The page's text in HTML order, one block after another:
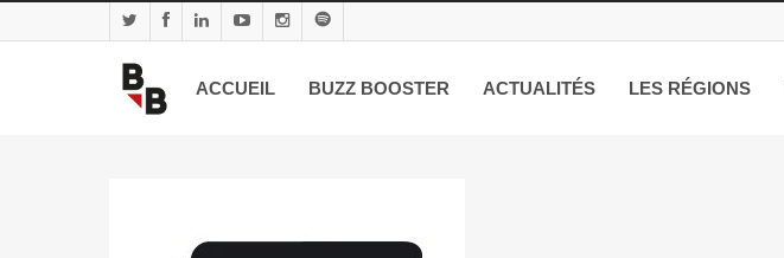
ACCUEIL BUZZ BOOSTER ACTUALITÉS LES RÉGIONS